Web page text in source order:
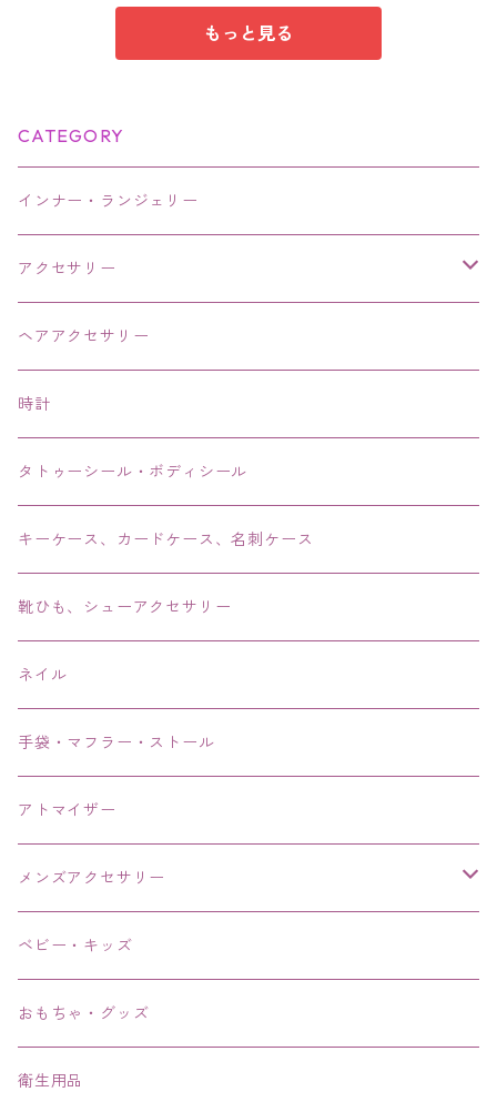
もっと見る
CATEGORY
インナー・ランジェリー
アクセサリー
ネックレス・チョーカー
ピアス・イヤリング・鼻ピアス
リング・指輪
ブレス・バングル・ブレスレット・腕輪
アンクレット
ヘアアクセサリー
時計
タトゥーシール・ボディシール
キーケース、カードケース、名刺ケース
靴ひも、シューアクセサリー
ネイル
手袋・マフラー・ストール
アトマイザー
メンズアクセサリー
リング、指輪
ブレスレット、バングル、ブレス、腕輪
ネックレス、チョーカー
ベビー・キッズ
おもちゃ・グッズ
衛生用品